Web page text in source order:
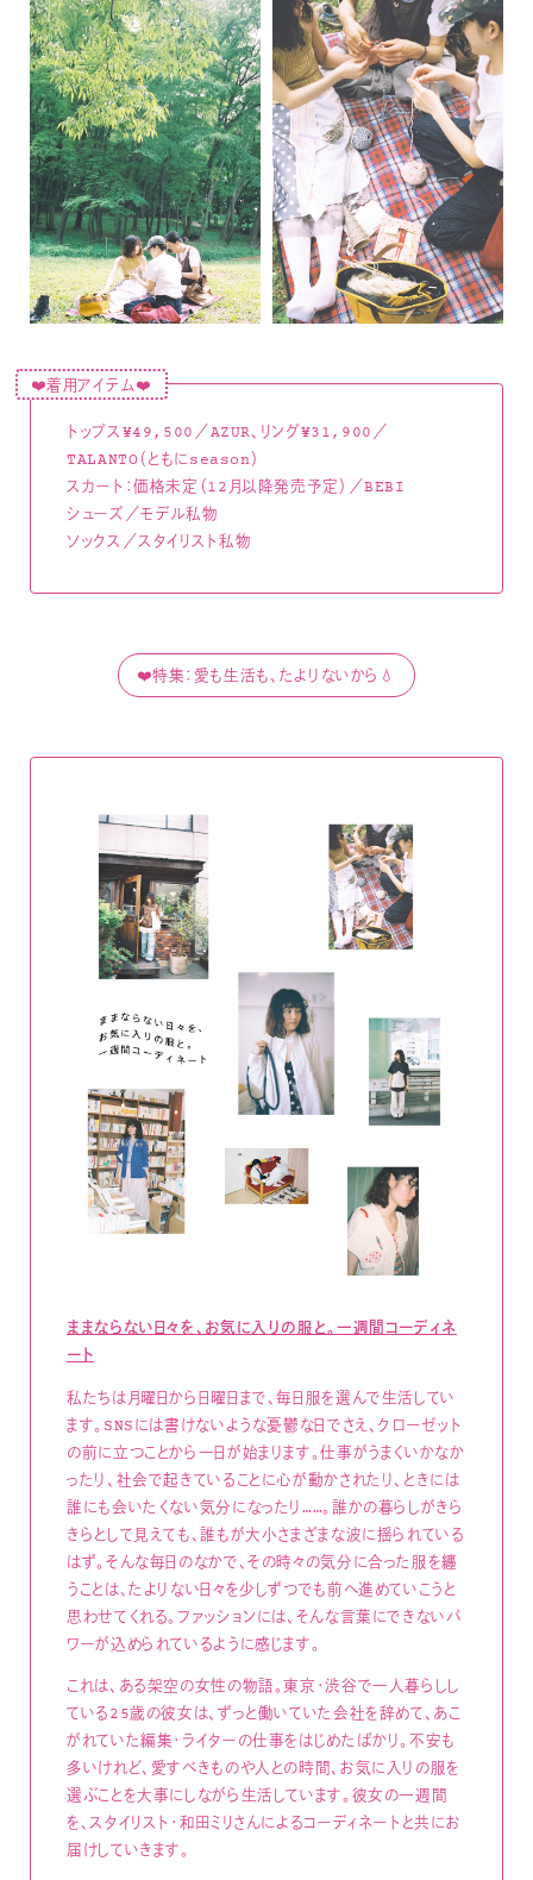
トップス¥49,500／AZUR、リング¥31,900／
TALANTO（ともにseason）
スカート：価格未定（12月以降発売予定）／BEBI
シューズ／モデル私物
ソックス／スタイリスト私物
❤️着用アイテム❤️
❤️特集：愛も生活も、たよりないから💧
ままならない日々を、お気に入りの服と。一週間コーディネ
ート
私たちは月曜日から日曜日まで、毎日服を選んで生活してい
ます。SNSには書けないような憂鬱な日でさえ、クローゼット
の前に立つことから一日が始まります。仕事がうまくいかなか
ったり、社会で起きていることに心が動かされたり、ときには
誰にも会いたくない気分になったり……。誰かの暮らしがきら
きらとして見えても、誰もが大小さまざまな波に揺られている
はず。そんな毎日のなかで、その時々の気分に合った服を纏
うことは、たよりない日々を少しずつでも前へ進めていこうと
思わせてくれる。ファッションには、そんな言葉にできないパ
ワーが込められているように感じます。
これは、ある架空の女性の物語。東京・渋谷で一人暮らしし
ている25歳の彼女は、ずっと働いていた会社を辞めて、あこ
がれていた編集・ライターの仕事をはじめたばかり。不安も
多いけれど、愛すべきものや人との時間、お気に入りの服を
選ぶことを大事にしながら生活しています。彼女の一週間
を、スタイリスト・和田ミリさんによるコーディネートと共にお
届けしていきます。